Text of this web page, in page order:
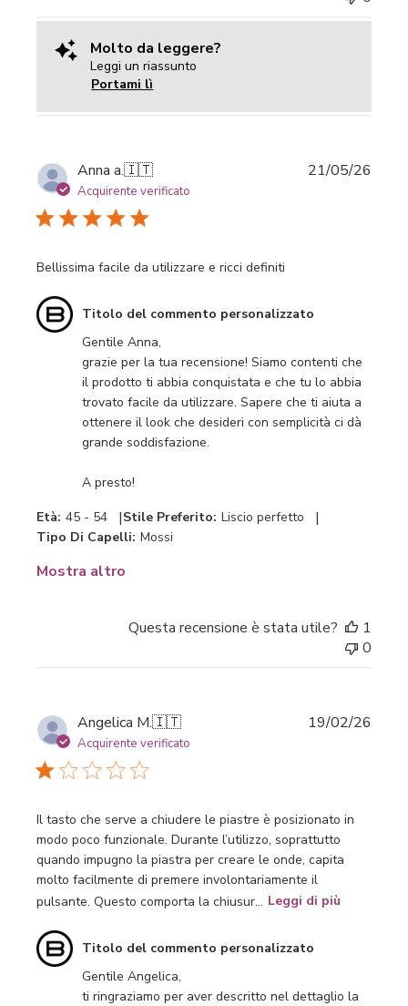
Molto da leggere?
Leggi un riassunto
Portami lì
Anna a.🇮🇹
Acquirente verificato
Bellissima facile da utilizzare e ricci definiti
Commenti
del
proprietario
negozio
recensione
personalizzato
il
Fri
Titolo del commento personalizzato
Gentile Anna,
grazie per la tua recensione! Siamo contenti che
il prodotto ti abbia conquistata e che tu lo abbia
trovato facile da utilizzare. Sapere che ti aiuta a
ottenere il look che desideri con semplicità ci dà
grande soddisfazione.
A presto!
Età: 45 - 54 |Stile Preferito: Liscio perfetto |
Tipo Di Capelli: Mossi
Mostra altro
21/05/26
Questa recensione è stata utile?
1
0
Angelica M.🇮🇹
Acquirente verificato
Il tasto che serve a chiudere le piastre è posizionato in
modo poco funzionale. Durante l’utilizzo, soprattutto
quando impugno la piastra per creare le onde, capita
molto facilmente di premere involontariamente il
pulsante. Questo comporta la chiusur... Leggi di più
Commenti
del
proprietario
Titolo del commento personalizzato
Gentile Angelica,
ti ringraziamo per aver descritto nel dettaglio la
19/02/26